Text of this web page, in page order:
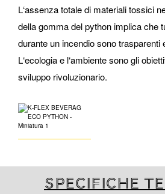
L‘assenza totale di materiali tossici
della gomma del python implica che
durante un incendio sono trasparenti
L‘ecologia e l‘ambiente sono gli
sviluppo rivoluzionario.
Specifiche